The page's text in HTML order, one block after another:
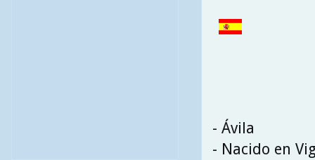
- Ávila
- Nacido en